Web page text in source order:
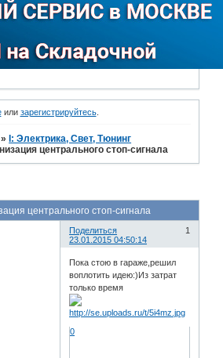
или зарегистрируйтесь.
» I: Электрика, Свет, Тюнинг
центрального стоп-сигнала
центрального стоп-сигнала
Поделиться
1
23.01.2015 04:50:14
Пока стою в гараже,решил
воплотить идею:)Из затрат
только время
0